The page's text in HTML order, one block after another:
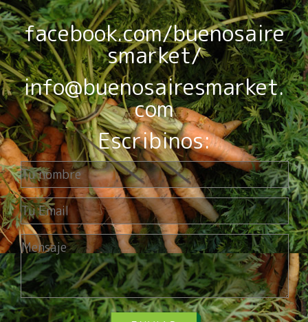
facebook.com/buenosaire
smarket/
info@buenosairesmarket.
com
Escribinos: